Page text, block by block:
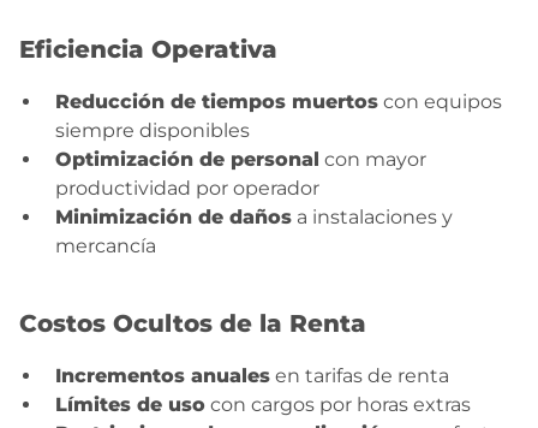
Eficiencia Operativa
Reducción de tiempos muertos con equipos
siempre disponibles
Optimización de personal con mayor
productividad por operador
Minimización de daños a instalaciones y
mercancía
Costos Ocultos de la Renta
Incrementos anuales en tarifas de renta
Límites de uso con cargos por horas extras